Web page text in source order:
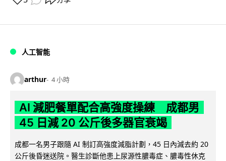
人工智能
arthur 4 小時
AI 減肥餐單配合高強度操練 成都男
45 日減 20 公斤後多器官衰竭
成都一名男子跟隨 AI 制訂高強度減脂計劃，45 日內減去約 20
公斤後昏迷送院。醫生診斷他患上尿源性膿毒症、膿毒性休克